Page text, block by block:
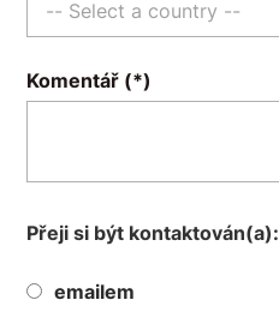
Komentář
Přeji si být kontaktován(a):
emailem